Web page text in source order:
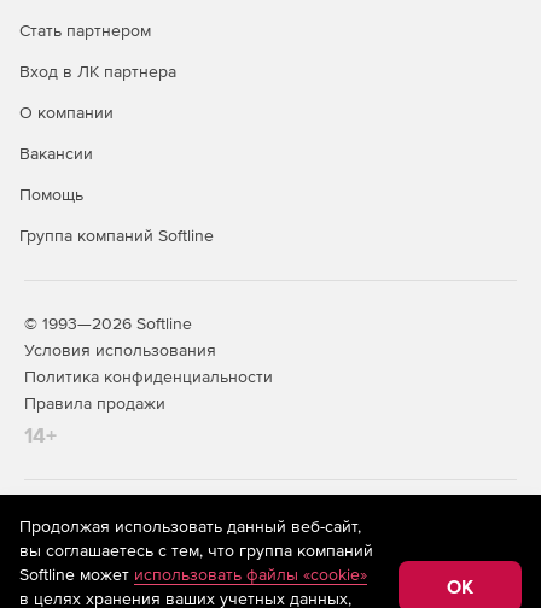
Стать партнером
Вход в ЛК партнера
О компании
Вакансии
Помощь
Группа компаний Softline
© 1993—2026 Softline
Условия использования
Политика конфиденциальности
Правила продажи
14+
На информационном ресурсе store.softline.ru применяются
рекомендательные технологии
(информационные технологии
предоставления информации на основе сбора,
систематизации и анализа сведений, относящихся к
предпочтениям пользователей сети «Интернет»,
Продолжая использовать данный веб-сайт,
вы соглашаетесь с тем, что группа компаний
Softline может использовать файлы «cookie»
в целях хранения ваших учетных данных,
OK